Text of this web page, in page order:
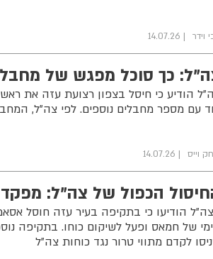
וידר 14.07.26
כך סוכל מפגש של
הודיע כי חיסל בצפון רצועת עזה את
עם מספר מחבלים נוספים. לפי צה"ל,
וייס 14.07.26
הכפול של צה"ל:
הודיעו כי בתקיפה בעיר עזה חוסל
של חמאס ופעל לשיקום כוחו. בתקיפה
לקדם מתווי טרור נגד כוחות צה"ל